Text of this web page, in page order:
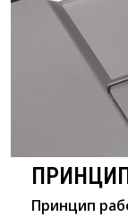
Принцип